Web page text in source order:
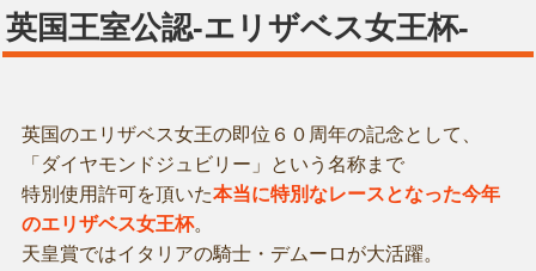
英国王室公認-エリザベス女王杯-
英国のエリザベス女王の即位６０周年の記念として、
「ダイヤモンドジュビリー」という名称まで
特別使用許可を頂いた本当に特別なレースとなった今年
のエリザベス女王杯。
天皇賞ではイタリアの騎士・デムーロが大活躍。